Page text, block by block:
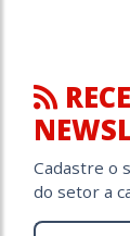
Cadastre o
do setor a